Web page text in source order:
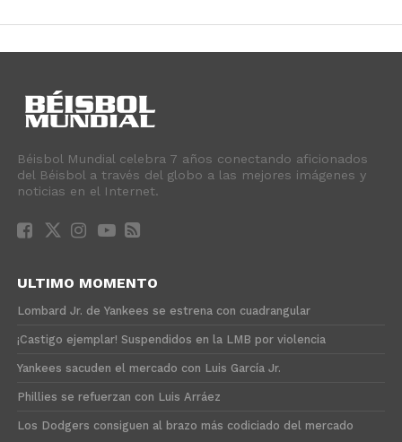
Béisbol Mundial celebra 7 años conectando aficionados
del Béisbol a través del globo a las mejores imágenes y
noticias en el Internet.
ULTIMO MOMENTO
Lombard Jr. de Yankees se estrena con cuadrangular
¡Castigo ejemplar! Suspendidos en la LMB por violencia
Yankees sacuden el mercado con Luis García Jr.
Phillies se refuerzan con Luis Arráez
Los Dodgers consiguen al brazo más codiciado del mercado